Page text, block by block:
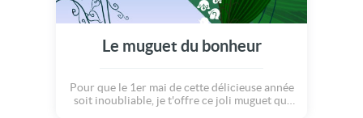
Le muguet du bonheur
Pour que le 1er mai de cette délicieuse année
soit inoubliable, je t'offre ce joli muguet qui